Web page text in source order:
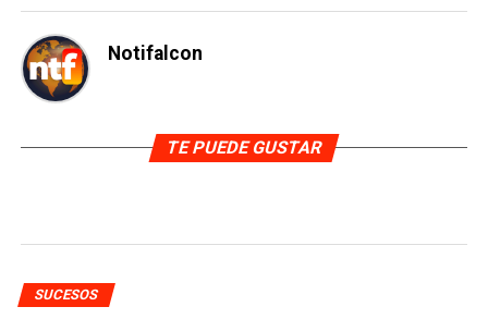
Notifalcon
TE PUEDE GUSTAR
SUCESOS